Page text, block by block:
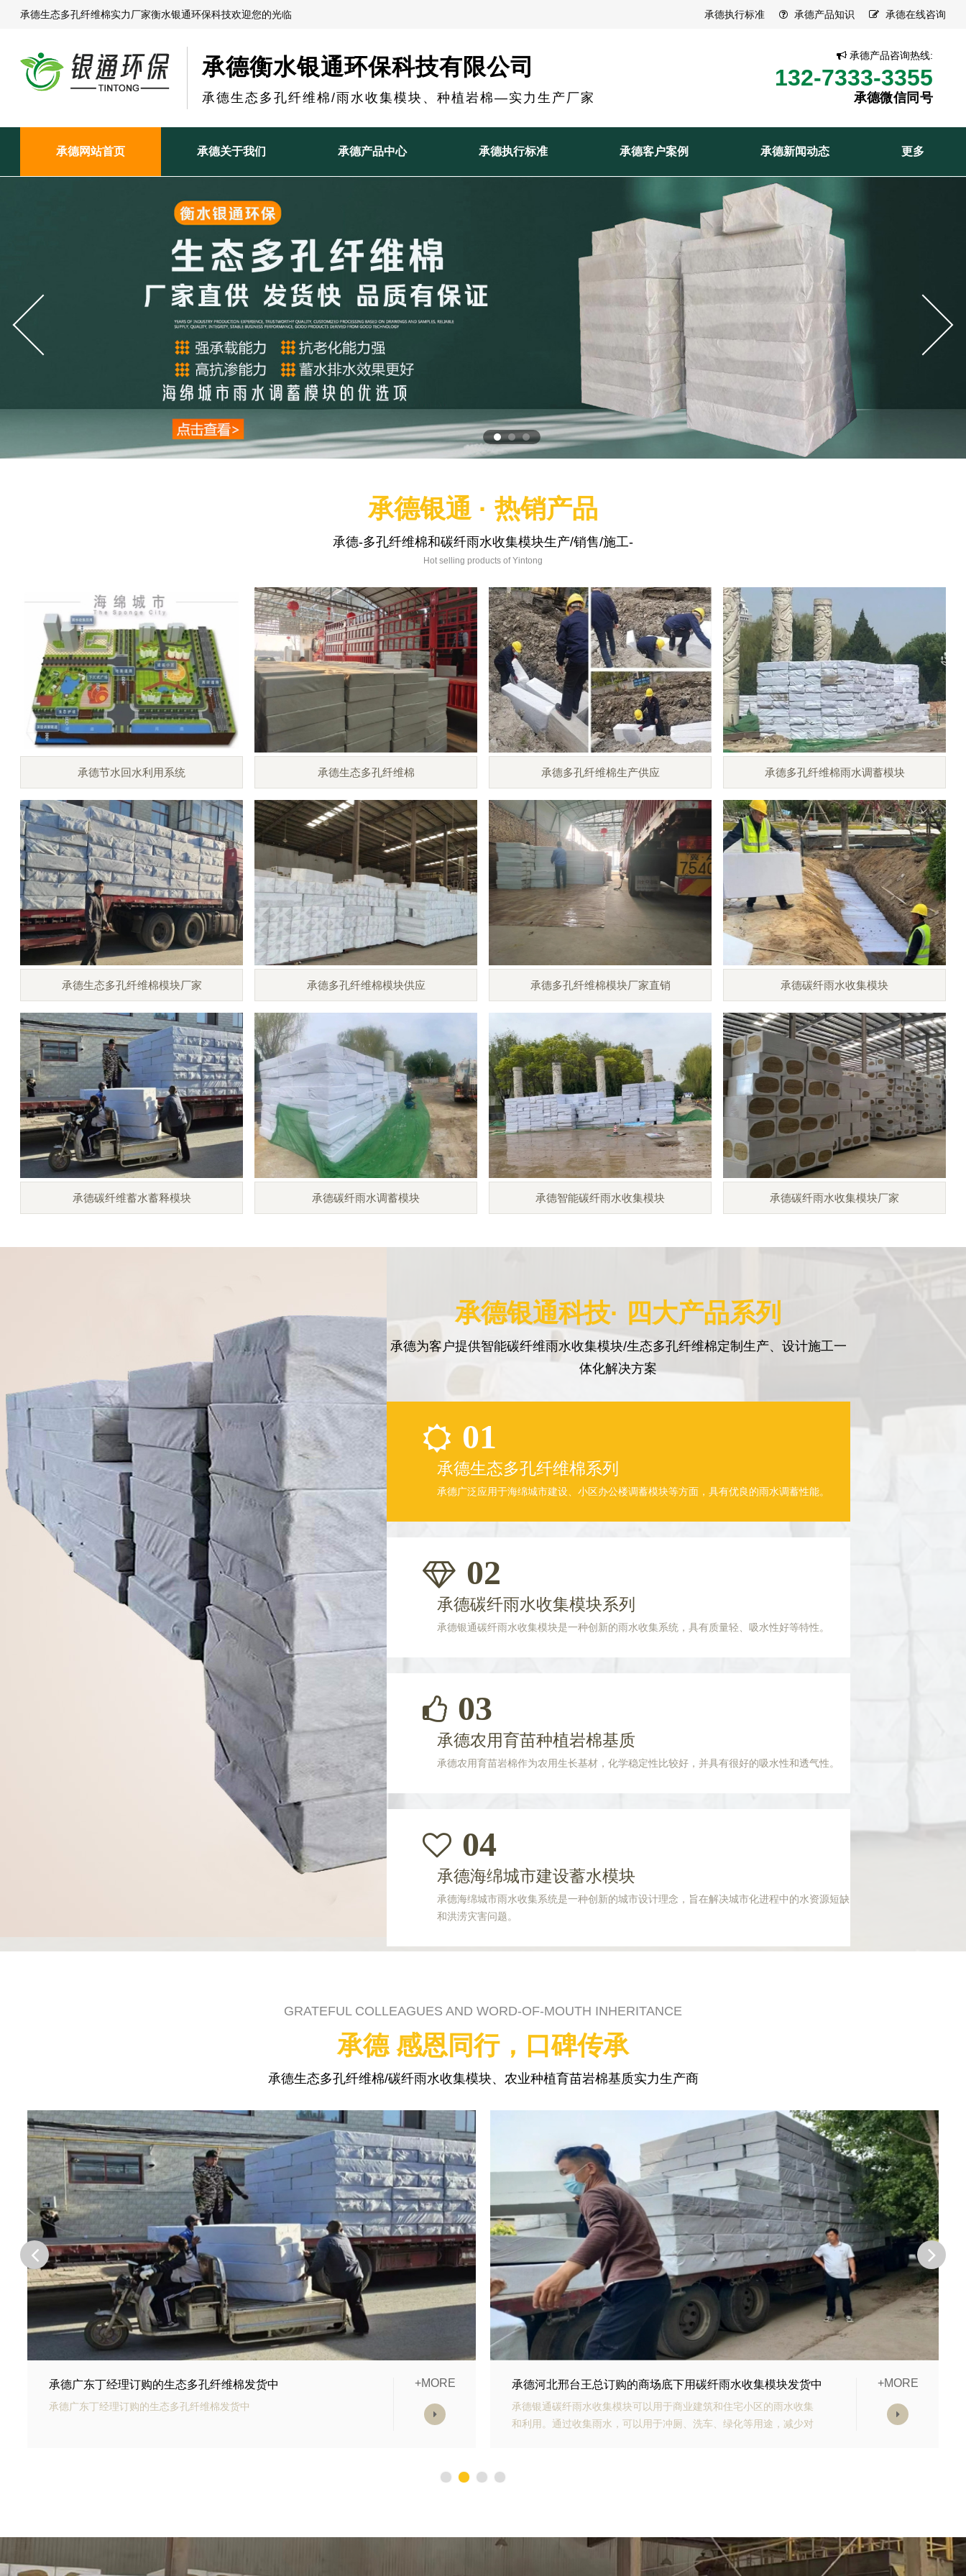
承德生态多孔纤维棉实力厂家衡水银通环保科技欢迎您的光临 承德执行标准 承德产品知识 承德在线咨询
承德衡水银通环保科技有限公司
承德生态多孔纤维棉/雨水收集模块、种植岩棉—实力生产厂家
承德产品咨询热线:
132-7333-3355
承德微信同号
承德网站首页 承德关于我们 承德产品中心 承德执行标准 承德客户案例 承德新闻动态 更多
承德银通 · 热销产品
承德-多孔纤维棉和碳纤雨水收集模块生产/销售/施工-
Hot selling products of Yintong
承德节水回水利用系统 承德生态多孔纤维棉 承德多孔纤维棉生产供应 承德多孔纤维棉雨水调蓄模块
承德生态多孔纤维棉模块厂家 承德多孔纤维棉模块供应 承德多孔纤维棉模块厂家直销 承德碳纤雨水收集模块
承德碳纤维蓄水蓄释模块 承德碳纤雨水调蓄模块 承德智能碳纤雨水收集模块 承德碳纤雨水收集模块厂家
承德银通科技· 四大产品系列
承德为客户提供智能碳纤维雨水收集模块/生态多孔纤维棉定制生产、设计施工一
体化解决方案
01
承德生态多孔纤维棉系列
承德广泛应用于海绵城市建设、小区办公楼调蓄模块等方面，具有优良的雨水调蓄性能。
02
承德碳纤雨水收集模块系列
承德银通碳纤雨水收集模块是一种创新的雨水收集系统，具有质量轻、吸水性好等特性。
03
承德农用育苗种植岩棉基质
承德农用育苗岩棉作为农用生长基材，化学稳定性比较好，并具有很好的吸水性和透气性。
04
承德海绵城市建设蓄水模块
承德海绵城市雨水收集系统是一种创新的城市设计理念，旨在解决城市化进程中的水资源短缺
和洪涝灾害问题。
GRATEFUL COLLEAGUES AND WORD-OF-MOUTH INHERITANCE
承德 感恩同行，口碑传承
承德生态多孔纤维棉/碳纤雨水收集模块、农业种植育苗岩棉基质实力生产商
承德河北邢台王总订购的商场底下用碳纤雨水收集模块发货中
承德银通碳纤雨水收集模块可以用于商业建筑和住宅小区的雨水收集
+MORE 承德山东青岛李经理订购的生态多孔纤维棉正在发货
承德银通生态多孔纤维棉具有高强承载能力、高抗渗能力、抗老化能
力强、施工方便等优势。模块的顶部应设计有反冲洗装置，以防止堵
+MORE